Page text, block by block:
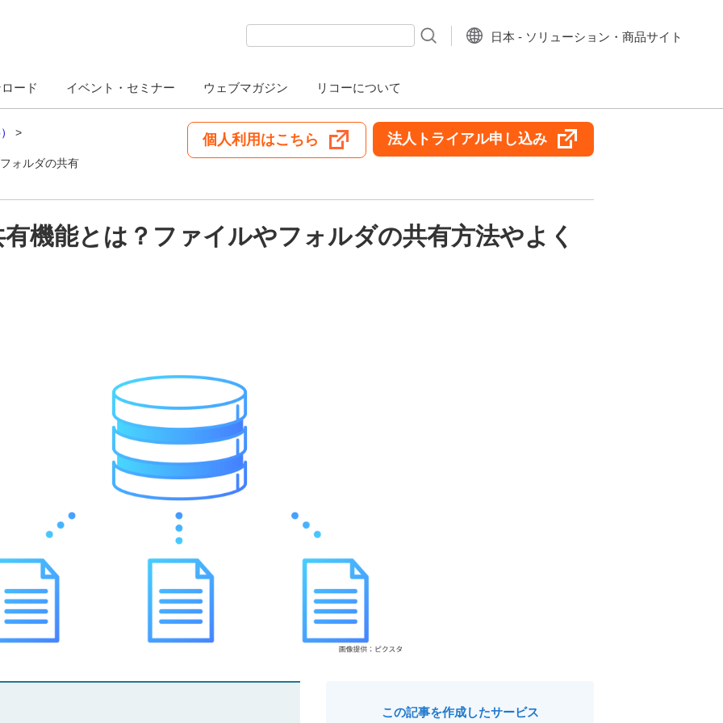
ード イベント・セミナー ウェブマガジン リコーについて
検索キーワード入力
日本 - ソリューション・商品サイト
ォルダの共有
個人利用はこちら 法人トライアル申し込み
機能とは？ファイルやフォルダの共有方法やよく
この記事を作成したサービス